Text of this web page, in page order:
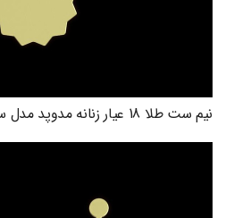
نیم ست طلا 18 عیار زنانه مدوپد مدل ستاره کد NA15587